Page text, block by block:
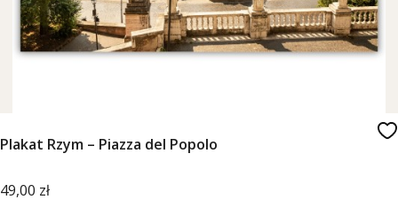
Plakat Rzym – Piazza del Popolo
Cena
49,00 zł